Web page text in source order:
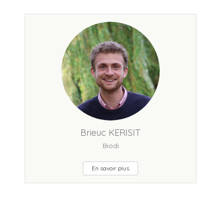
Brieuc KERISIT
Biodi
En savoir plus